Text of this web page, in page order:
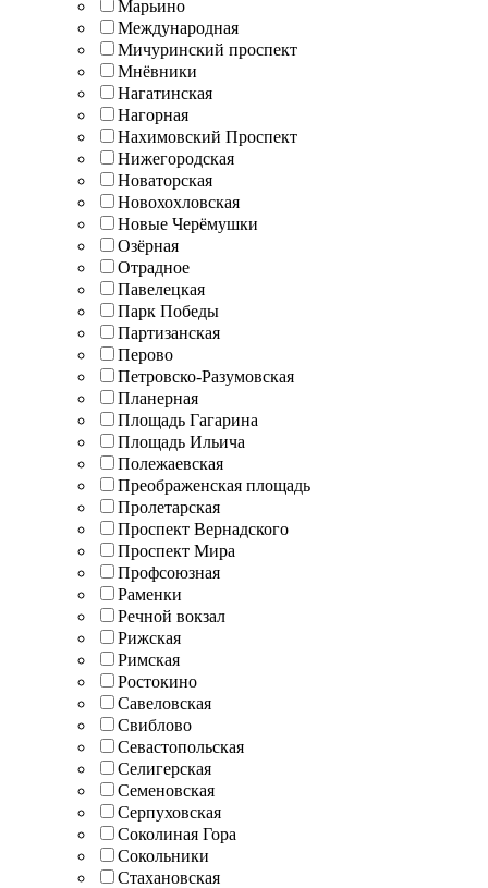
Марьино
Международная
Мичуринский проспект
Мнёвники
Нагатинская
Нагорная
Нахимовский Проспект
Нижегородская
Новаторская
Новохохловская
Новые Черёмушки
Озёрная
Отрадное
Павелецкая
Парк Победы
Партизанская
Перово
Петровско-Разумовская
Планерная
Площадь Гагарина
Площадь Ильича
Полежаевская
Преображенская площадь
Пролетарская
Проспект Вернадского
Проспект Мира
Профсоюзная
Раменки
Речной вокзал
Рижская
Римская
Ростокино
Савеловская
Свиблово
Севастопольская
Селигерская
Семеновская
Серпуховская
Соколиная Гора
Сокольники
Стахановская